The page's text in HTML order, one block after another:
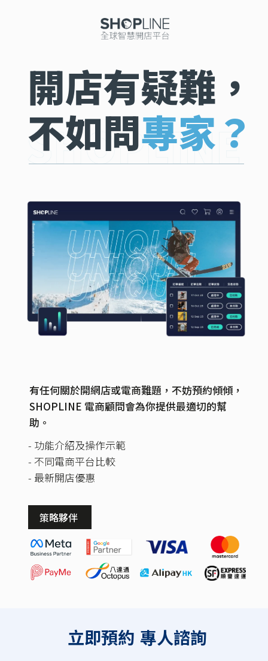
開店有疑難，
不如問專家？
有任何關於開網店或電商難題，不妨預約傾傾，
SHOPLINE 電商顧問會為你提供最適切的幫
助。
策略夥伴
- 功能介紹及操作示範
- 不同電商平台比較
- 最新開店優惠
立即預約 專人諮詢